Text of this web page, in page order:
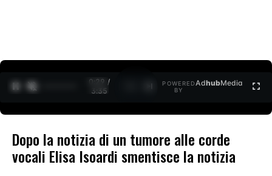
0:30 /
3:35
POWERED
BY
AdhubMedia
Dopo la notizia di un tumore alle corde
vocali Elisa Isoardi smentisce la notizia